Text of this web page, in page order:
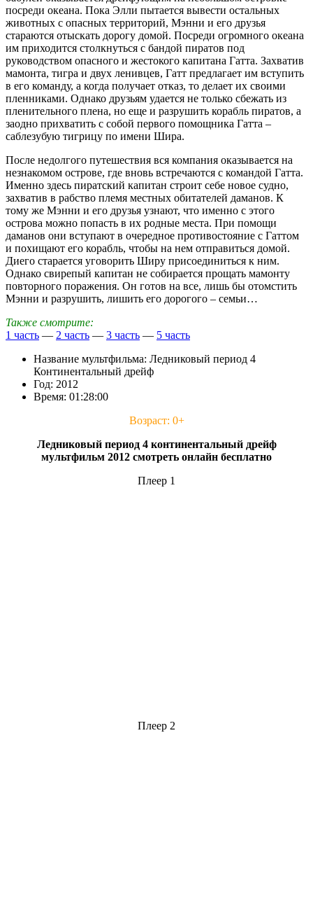
посреди океана. Пока Элли пытается вывести остальных
животных с опасных территорий, Мэнни и его друзья
стараются отыскать дорогу домой. Посреди огромного океана
им приходится столкнуться с бандой пиратов под
руководством опасного и жестокого капитана Гатта. Захватив
мамонта, тигра и двух ленивцев, Гатт предлагает им вступить
в его команду, а когда получает отказ, то делает их своими
пленниками. Однако друзьям удается не только сбежать из
пленительного плена, но еще и разрушить корабль пиратов, а
заодно прихватить с собой первого помощника Гатта –
саблезубую тигрицу по имени Шира.
После недолгого путешествия вся компания оказывается на
незнакомом острове, где вновь встречаются с командой Гатта.
Именно здесь пиратский капитан строит себе новое судно,
захватив в рабство племя местных обитателей даманов. К
тому же Мэнни и его друзья узнают, что именно с этого
острова можно попасть в их родные места. При помощи
даманов они вступают в очередное противостояние с Гаттом
и похищают его корабль, чтобы на нем отправиться домой.
Диего старается уговорить Ширу присоединиться к ним.
Однако свирепый капитан не собирается прощать мамонту
повторного поражения. Он готов на все, лишь бы отомстить
Мэнни и разрушить, лишить его дорогого – семьи…
Также смотрите:
1 часть — 2 часть — 3 часть — 5 часть
Название мультфильма: Ледниковый период 4
Континентальный дрейф
Год: 2012
Время: 01:28:00
Возраст: 0+
Ледниковый период 4 континентальный дрейф
мультфильм 2012 смотреть онлайн бесплатно
Плеер 1
Плеер 2